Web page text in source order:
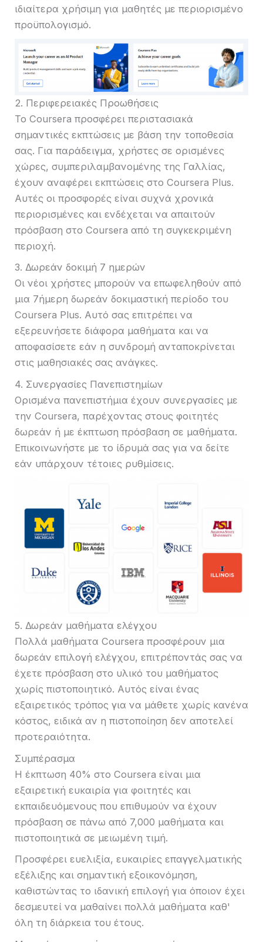
ιδιαίτερα χρήσιμη για μαθητές με περιορισμένο
προϋπολογισμό.
2. Περιφερειακές Προωθήσεις
Το Coursera προσφέρει περιστασιακά
σημαντικές εκπτώσεις με βάση την τοποθεσία
σας. Για παράδειγμα, χρήστες σε ορισμένες
χώρες, συμπεριλαμβανομένης της Γαλλίας,
έχουν αναφέρει εκπτώσεις στο Coursera Plus.
Αυτές οι προσφορές είναι συχνά χρονικά
περιορισμένες και ενδέχεται να απαιτούν
πρόσβαση στο Coursera από τη συγκεκριμένη
περιοχή.
3. Δωρεάν δοκιμή 7 ημερών
Οι νέοι χρήστες μπορούν να επωφεληθούν από
μια 7ήμερη δωρεάν δοκιμαστική περίοδο του
Coursera Plus. Αυτό σας επιτρέπει να
εξερευνήσετε διάφορα μαθήματα και να
αποφασίσετε εάν η συνδρομή ανταποκρίνεται
στις μαθησιακές σας ανάγκες.
4. Συνεργασίες Πανεπιστημίων
Ορισμένα πανεπιστήμια έχουν συνεργασίες με
την Coursera, παρέχοντας στους φοιτητές
δωρεάν ή με έκπτωση πρόσβαση σε μαθήματα.
Επικοινωνήστε με το ίδρυμά σας για να δείτε
εάν υπάρχουν τέτοιες ρυθμίσεις.
5. Δωρεάν μαθήματα ελέγχου
Πολλά μαθήματα Coursera προσφέρουν μια
δωρεάν επιλογή ελέγχου, επιτρέποντάς σας να
έχετε πρόσβαση στο υλικό του μαθήματος
χωρίς πιστοποιητικό. Αυτός είναι ένας
εξαιρετικός τρόπος για να μάθετε χωρίς κανένα
κόστος, ειδικά αν η πιστοποίηση δεν αποτελεί
προτεραιότητα.
Συμπέρασμα
Η έκπτωση 40% στο Coursera είναι μια
εξαιρετική ευκαιρία για φοιτητές και
εκπαιδευόμενους που επιθυμούν να έχουν
πρόσβαση σε πάνω από 7,000 μαθήματα και
πιστοποιητικά σε μειωμένη τιμή.
Προσφέρει ευελιξία, ευκαιρίες επαγγελματικής
εξέλιξης και σημαντική εξοικονόμηση,
καθιστώντας το ιδανική επιλογή για όποιον έχει
δεσμευτεί να μαθαίνει πολλά μαθήματα καθ'
όλη τη διάρκεια του έτους.